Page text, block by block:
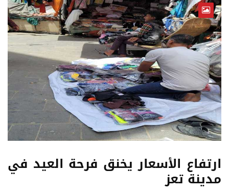
ارتفاع الأسعار يخنق فرحة العيد في
مدينة تعز